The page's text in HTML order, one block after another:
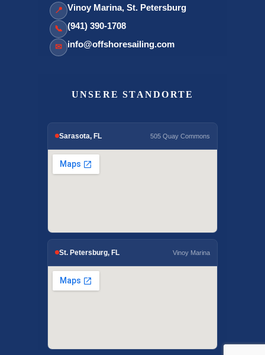
📍 Vinoy Marina, St. Petersburg
📞 (941) 390-1708
✉ info@offshoresailing.com
UNSERE STANDORTE
Sarasota, FL 505 Quay Commons
St. Petersburg, FL Vinoy Marina